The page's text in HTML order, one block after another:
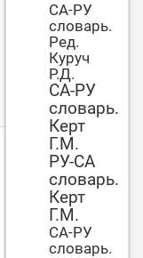
СА-РУ
словарь.
Ред.
Куруч
Р.Д.
СА-РУ
словарь.
Керт
Г.М.
РУ-СА
словарь.
Керт
Г.М.
СА-РУ
словарь.